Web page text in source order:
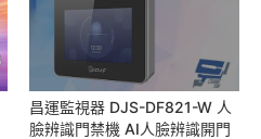
昌運監視器 DJS-DF821-W 人
臉辨識門禁機 AI人臉辨識開門